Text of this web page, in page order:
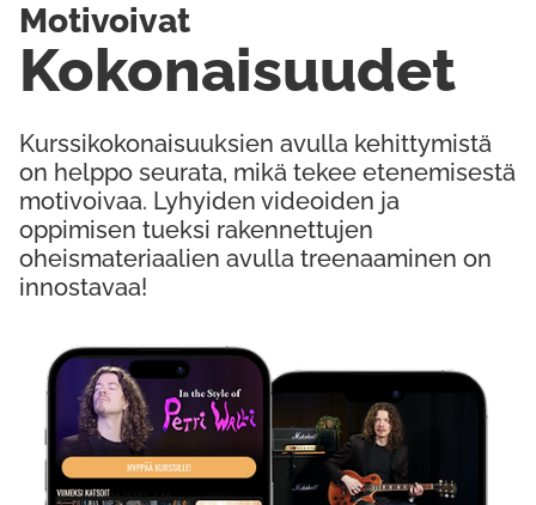
Kurssikokonaisuuksien avulla kehittymistä
on helppo seurata, mikä tekee etenemisestä
motivoivaa. Lyhyiden videoiden ja
oppimisen tueksi rakennettujen
oheismateriaalien avulla treenaaminen on
innostavaa!
Kokonaisuudet
Motivoivat